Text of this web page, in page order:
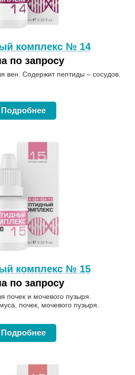
комплекс № 14
по запросу
вен. Содержит пептиды – сосудов.
Подробнее
комплекс № 15
по запросу
почек и мочевого пузыря.
почек, мочевого пузыря.
Подробнее